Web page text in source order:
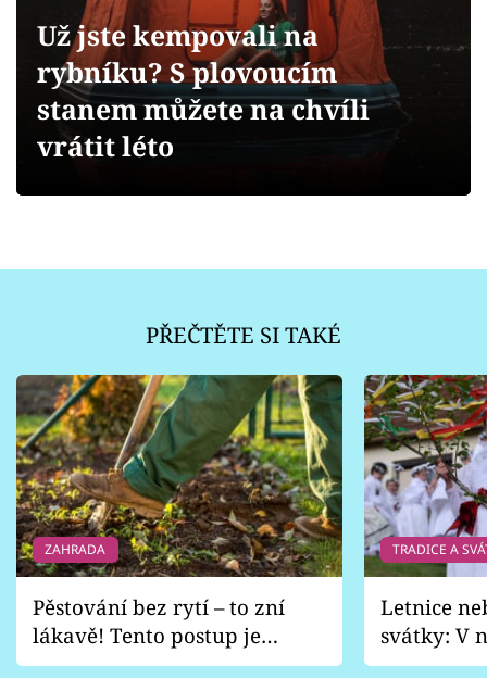
Přihlášení
Sledujte nás
Už jste kempovali na
rybníku? S plovoucím
stanem můžete na chvíli
vrátit léto
PŘEČTĚTE SI TAKÉ
ZAHRADA
Pěstování bez rytí – to zní
lákavě! Tento postup je
vhodný jen pro některé
TRADICE A
Letnice
svátky: V
pondělí